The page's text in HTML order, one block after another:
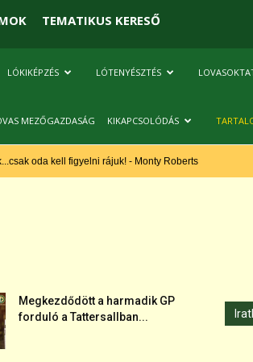
TEMATIKUS KERESŐ
LÓKIKÉPZÉS LÓTENYÉSZTÉS
MEZŐGAZDASÁG KIKAPCSOLÓDÁS
oda kell figyelni rájuk! - Monty Roberts
Megkezdődött a harmadik GP
forduló a Tattersallban...